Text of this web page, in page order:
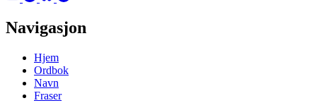
Navigasjon
Hjem
Ordbok
Navn
Fraser